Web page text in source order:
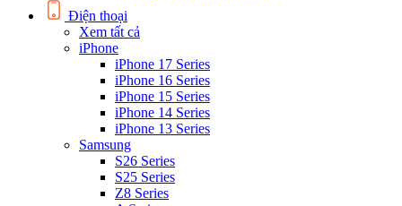
Điện thoại
Xem tất cả
iPhone
iPhone 17 Series
iPhone 16 Series
iPhone 15 Series
iPhone 14 Series
iPhone 13 Series
Samsung
S26 Series
S25 Series
Z8 Series